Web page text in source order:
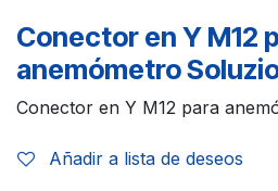
Conector en Y M12
anemómetro
Conector en Y M12 para
Añadir a lista de deseos